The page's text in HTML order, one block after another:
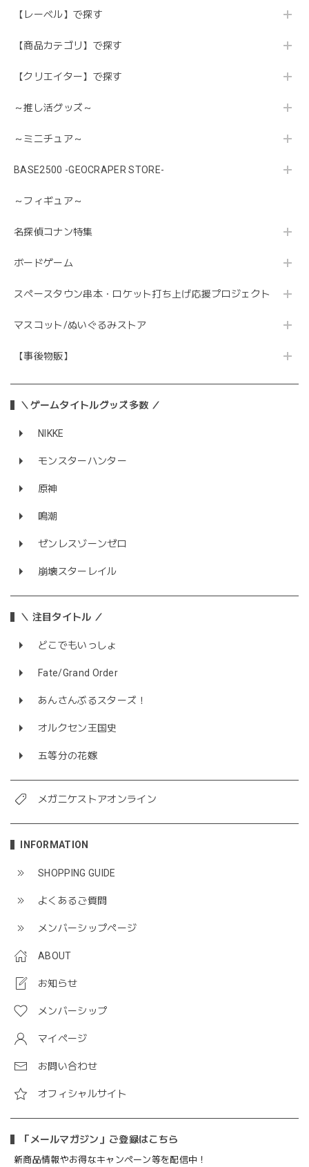
【レーベル】で探す
【商品カテゴリ】で探す
【クリエイター】で探す
～推し活グッズ～
～ミニチュア～
BASE2500 -GEOCRAPER STORE-
～フィギュア～
名探偵コナン特集
ボードゲーム
スペースタウン串本・ロケット打ち上げ応援プロジェクト
マスコット/ぬいぐるみストア
【事後物販】
＼ゲームタイトルグッズ多数 ／
NIKKE
モンスターハンター
原神
鳴潮
ゼンレスゾーンゼロ
崩壊スターレイル
＼ 注目タイトル ／
どこでもいっしょ
Fate/Grand Order
あんさんぶるスターズ！
オルクセン王国史
五等分の花嫁
メガニケストアオンライン
INFORMATION
SHOPPING GUIDE
よくあるご質問
メンバーシップページ
ABOUT
お知らせ
メンバーシップ
マイページ
お問い合わせ
オフィシャルサイト
「メールマガジン」ご登録はこちら
新商品情報やお得なキャンペーン等を配信中！